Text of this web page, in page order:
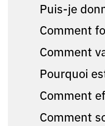
Puis-je
Comment
Comment
Pourquoi
Comment
Comment